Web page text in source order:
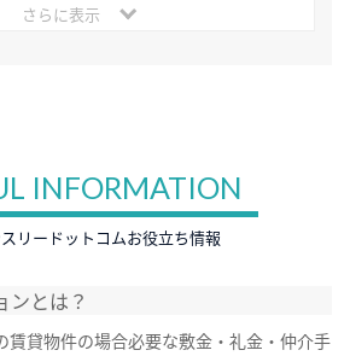
さらに表示
INFORMATION
リードットコムお役立ち情報
ンとは？
賃貸物件の場合必要な敷金・礼金・仲介手